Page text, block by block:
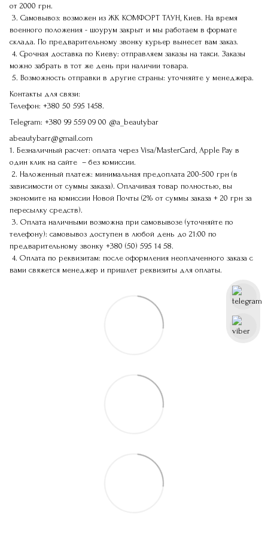
от 2000 грн.
3. Самовывоз: возможен из ЖК КОМФОРТ ТАУН, Киев. На время
военного положения - шоурум закрыт и мы работаем в формате
склада. По предварительному звонку курьер вынесет вам заказ.
4. Срочная доставка по Киеву: отправляем заказы на такси. Заказы
можно забрать в тот же день при наличии товара.
5. Возможность отправки в другие страны: уточняйте у менеджера.
Контакты для связи:
Телефон: +380 50 595 1458.
Telegram: +380 99 559 09 00 @a_beautybar
abeautybarr@gmail.com
1. Безналичный расчет: оплата через Visa/MasterCard, Apple Pay в
один клик на сайте – без комиссии.
2. Наложенный платеж: минимальная предоплата 200-500 грн (в
зависимости от суммы заказа). Оплачивая товар полностью, вы
экономите на комиссии Новой Почты (2% от суммы заказа + 20 грн за
пересылку средств).
3. Оплата наличными возможна при самовывозе (уточняйте по
телефону): самовывоз доступен в любой день до 21:00 по
предварительному звонку +380 (50) 595 14 58.
4. Оплата по реквизитам: после оформления неоплаченного заказа с
вами свяжется менеджер и пришлет реквизиты для оплаты.